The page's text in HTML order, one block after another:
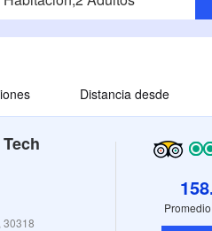
Distancia desde
30318